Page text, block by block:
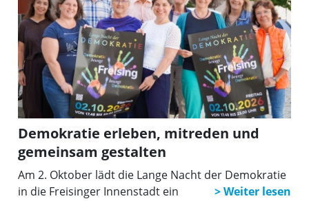
Demokratie erleben, mitreden und
gemeinsam gestalten
Am 2. Oktober lädt die Lange Nacht der Demokratie
in die Freisinger Innenstadt ein